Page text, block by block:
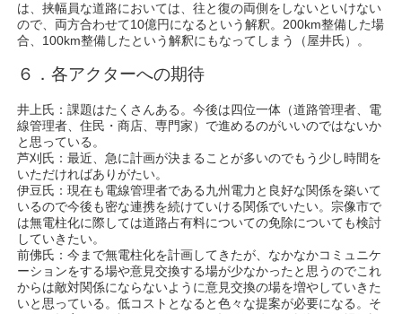
は、挟幅員な道路においては、往と復の両側をしないといけない
ので、両方合わせて10億円になるという解釈。200km整備した場
合、100km整備したという解釈にもなってしまう（屋井氏）。
６．各アクターへの期待
井上氏：課題はたくさんある。今後は四位一体（道路管理者、電
線管理者、住民・商店、専門家）で進めるのがいいのではないか
と思っている。
芦刈氏：最近、急に計画が決まることが多いのでもう少し時間を
いただければありがたい。
伊豆氏：現在も電線管理者である九州電力と良好な関係を築いて
いるので今後も密な連携を続けていける関係でいたい。宗像市で
は無電柱化に際しては道路占有料についての免除についても検討
していきたい。
前佛氏：今まで無電柱化を計画してきたが、なかなかコミュニケ
ーションをする場や意見交換する場が少なかったと思うのでこれ
からは敵対関係にならないように意見交換の場を増やしていきた
いと思っている。低コストとなると色々な提案が必要になる。そ